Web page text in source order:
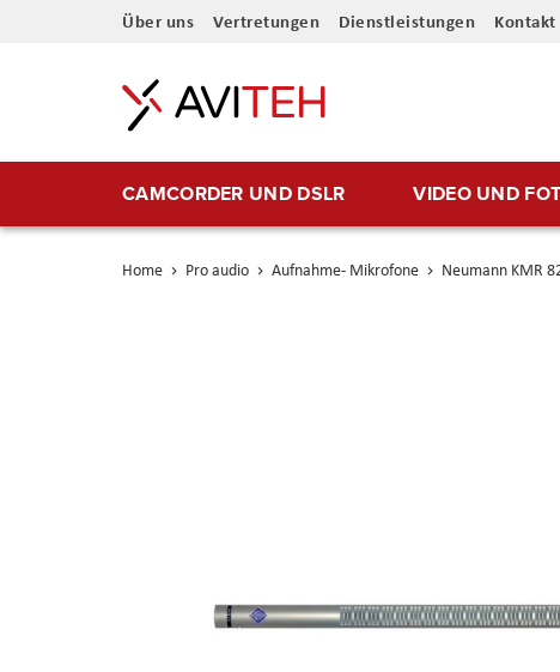
Direkt
Inhalt
Über uns Vertretungen Dienstleistungen Kontakt
CAMCORDER UND DSLR VIDEO UND
Home Pro audio Aufnahme- Mikrofone Neumann KMR